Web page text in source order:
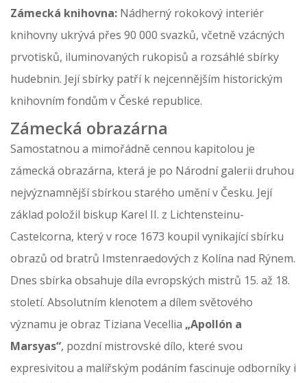
Zámecká knihovna: Nádherný rokokový interiér
knihovny ukrývá přes 90 000 svazků, včetně vzácných
prvotisků, iluminovaných rukopisů a rozsáhlé sbírky
hudebnin. Její sbírky patří k nejcennějším historickým
knihovním fondům v České republice.
Zámecká obrazárna
Samostatnou a mimořádně cennou kapitolou je
zámecká obrazárna, která je po Národní galerii druhou
nejvýznamnější sbírkou starého umění v Česku. Její
základ položil biskup Karel II. z Lichtensteinu-
Castelcorna, který v roce 1673 koupil vynikající sbírku
obrazů od bratrů Imstenraedových z Kolína nad Rýnem.
Dnes sbírka obsahuje díla evropských mistrů 15. až 18.
století. Absolutním klenotem a dílem světového
významu je obraz Tiziana Vecellia „Apollón a
Marsyas“, pozdní mistrovské dílo, které svou
expresivitou a malířským podáním fascinuje odborníky i